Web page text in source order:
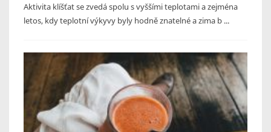
Aktivita klíšťat se zvedá spolu s vyššími teplotami a zejména
letos, kdy teplotní výkyvy byly hodně znatelné a zima b ...